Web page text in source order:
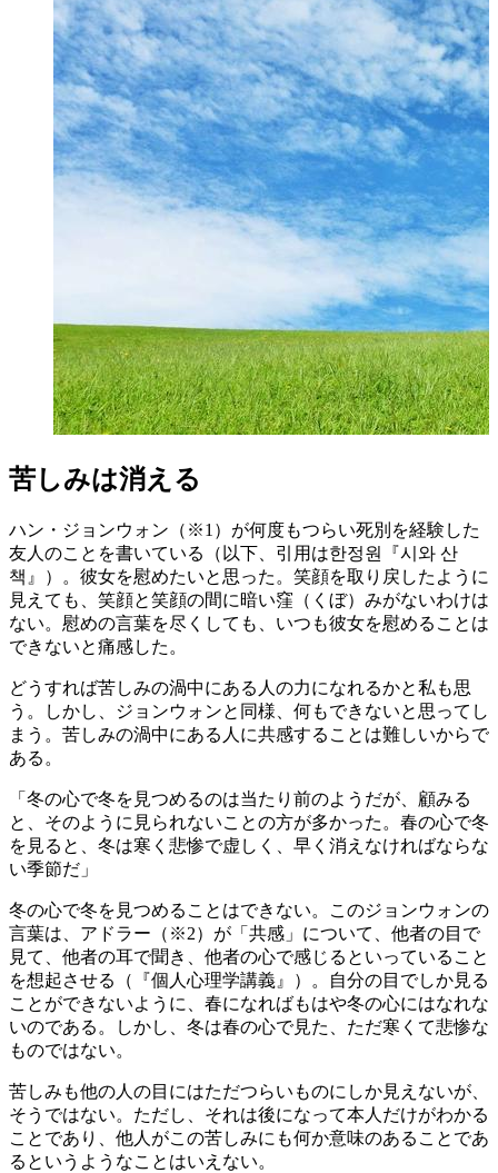
苦しみは消える
ハン・ジョンウォン（※1）が何度もつらい死別を経験した
友人のことを書いている（以下、引用は한정원『시와 산
책』）。彼女を慰めたいと思った。笑顔を取り戻したように
見えても、笑顔と笑顔の間に暗い窪（くぼ）みがないわけは
ない。慰めの言葉を尽くしても、いつも彼女を慰めることは
できないと痛感した。
どうすれば苦しみの渦中にある人の力になれるかと私も思
う。しかし、ジョンウォンと同様、何もできないと思ってし
まう。苦しみの渦中にある人に共感することは難しいからで
ある。
「冬の心で冬を見つめるのは当たり前のようだが、顧みる
と、そのように見られないことの方が多かった。春の心で冬
を見ると、冬は寒く悲惨で虚しく、早く消えなければならな
い季節だ」
冬の心で冬を見つめることはできない。このジョンウォンの
言葉は、アドラー（※2）が「共感」について、他者の目で
見て、他者の耳で聞き、他者の心で感じるといっていること
を想起させる（『個人心理学講義』）。自分の目でしか見る
ことができないように、春になればもはや冬の心にはなれな
いのである。しかし、冬は春の心で見た、ただ寒くて悲惨な
ものではない。
苦しみも他の人の目にはただつらいものにしか見えないが、
そうではない。ただし、それは後になって本人だけがわかる
ことであり、他人がこの苦しみにも何か意味のあることであ
るというようなことはいえない。